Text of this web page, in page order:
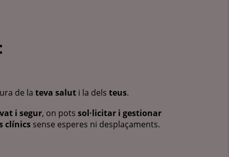
de la teva salut i la dels teus.
i segur, on pots sol·licitar i gestionar
clínics sense esperes ni desplaçaments.